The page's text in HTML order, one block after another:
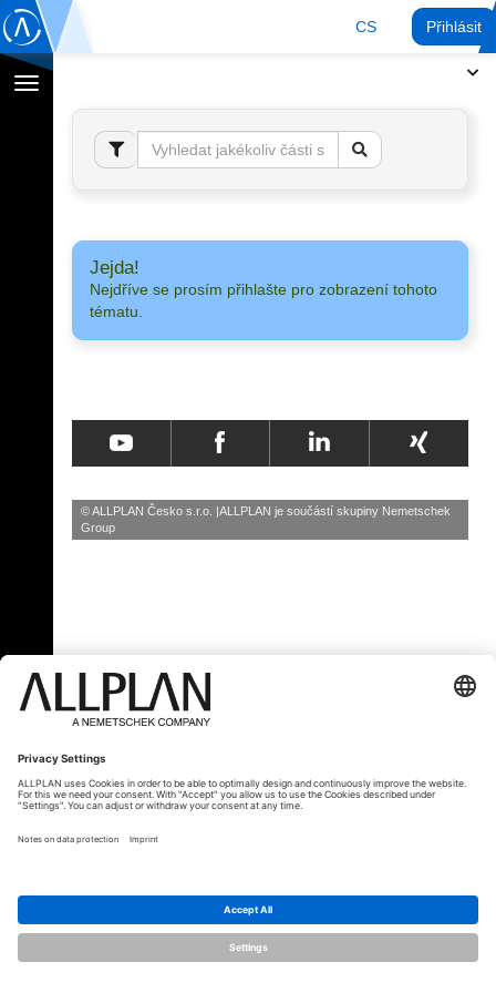
CS Přihlásit
Přepnout
navigaci
Jejda!
Nejdříve se prosím přihlašte pro zobrazení tohoto
tématu.
© ALLPLAN Česko s.r.o. ALLPLAN je součástí skupiny Nemetschek
Group